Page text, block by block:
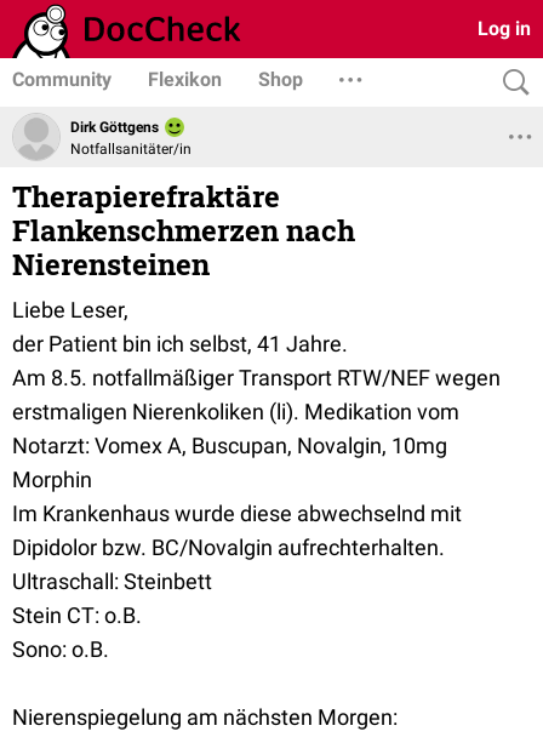
Log in
Community Flexikon Shop
Dirk Göttgens
Notfallsanitäter/in
Therapierefraktäre
Flankenschmerzen nach
Nierensteinen
Liebe Leser,
der Patient bin ich selbst, 41 Jahre.
Am 8.5. notfallmäßiger Transport RTW/NEF wegen
erstmaligen Nierenkoliken (li). Medikation vom
Notarzt: Vomex A, Buscupan, Novalgin, 10mg
Morphin
Im Krankenhaus wurde diese abwechselnd mit
Dipidolor bzw. BC/Novalgin aufrechterhalten.
Ultraschall: Steinbett
Stein CT: o.B.
Sono: o.B.
Nierenspiegelung am nächsten Morgen: